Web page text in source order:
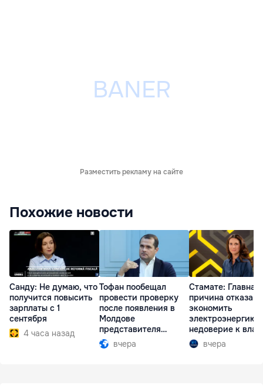
Разместить рекламу на сайте
Похожие новости
Санду: Не думаю, что
получится повысить
зарплаты с 1
сентября
4 часа назад
Тофан пообещал
провести проверку
после появления в
Молдове
представителя
Южной Осетии
вчера
Стамате: Главная
причина отказа
экономить
электроэнергию
недоверие к
вчера